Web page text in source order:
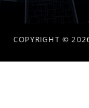
COPYRIGHT ©